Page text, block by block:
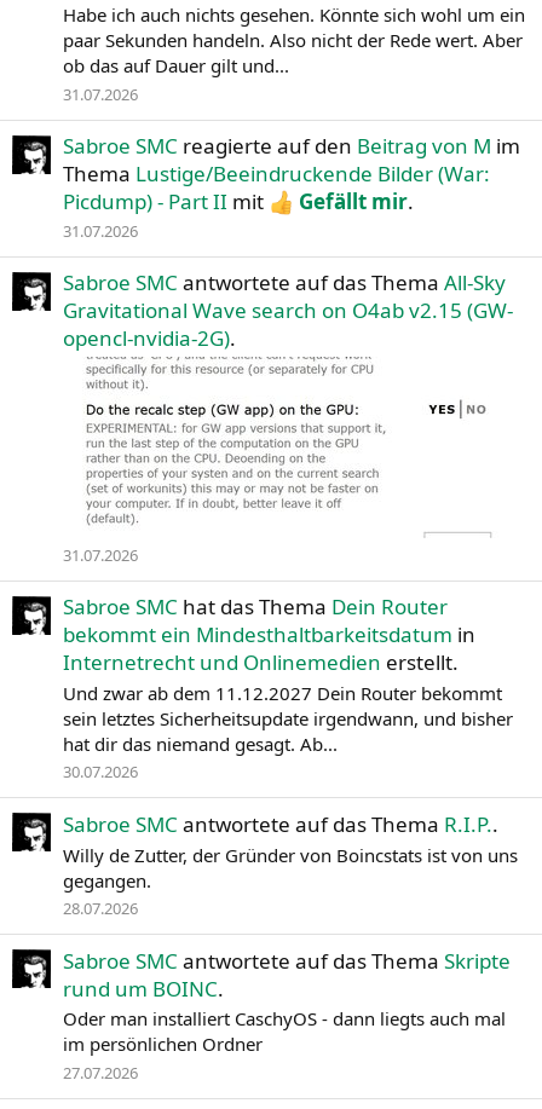
Habe ich auch nichts gesehen. Könnte sich wohl um ein
paar Sekunden handeln. Also nicht der Rede wert. Aber
ob das auf Dauer gilt und...
31.07.2026
Sabroe SMC reagierte auf den Beitrag von M im
Thema Lustige/Beeindruckende Bilder (War:
Picdump) - Part II mit Gefällt mir.
31.07.2026
Sabroe SMC antwortete auf das Thema All-Sky
Gravitational Wave search on O4ab v2.15 (GW-
opencl-nvidia-2G).
31.07.2026
Sabroe SMC hat das Thema Dein Router
bekommt ein Mindesthaltbarkeitsdatum in
Internetrecht und Onlinemedien erstellt.
Und zwar ab dem 11.12.2027 Dein Router bekommt
sein letztes Sicherheitsupdate irgendwann, und bisher
hat dir das niemand gesagt. Ab...
30.07.2026
Sabroe SMC antwortete auf das Thema R.I.P..
Willy de Zutter, der Gründer von Boincstats ist von uns
gegangen.
28.07.2026
Sabroe SMC antwortete auf das Thema Skripte
rund um BOINC.
Oder man installiert CaschyOS - dann liegts auch mal
im persönlichen Ordner
27.07.2026